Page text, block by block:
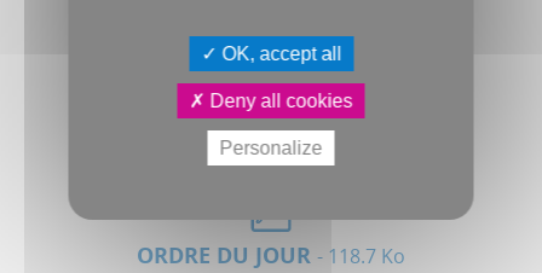
CONVOCATION- 35.1 Ko
ORDRE DU JOUR - 118.7 Ko
OK, accept all
Deny all cookies
Personalize